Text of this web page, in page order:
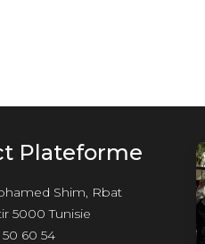
Plateforme
Shim, Rbat
5000 Tunisie
50 60 54